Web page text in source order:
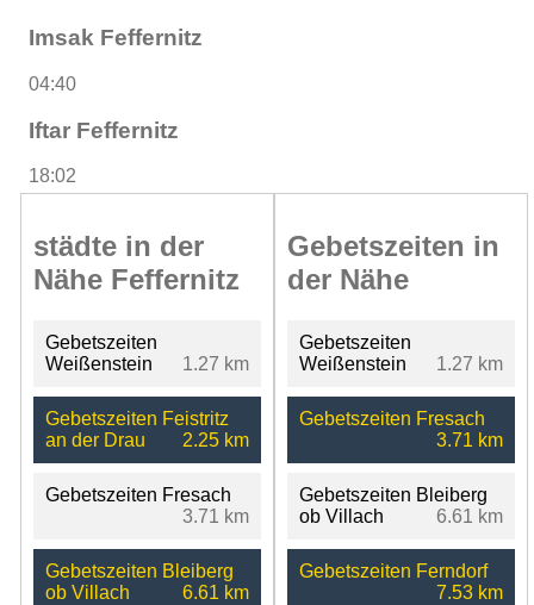
Imsak Feffernitz
04:40
Iftar Feffernitz
18:02
städte in der
Nähe Feffernitz
Gebetszeiten
Weißenstein
1.27 km
Gebetszeiten Feistritz
an der Drau
2.25 km
Gebetszeiten Fresach
3.71 km
Gebetszeiten Bleiberg
ob Villach
6.61 km
Gebetszeiten in
der Nähe
Gebetszeiten
Weißenstein
1.27 km
Gebetszeiten Fresach
3.71 km
Gebetszeiten Bleiberg
ob Villach
6.61 km
Gebetszeiten Ferndorf
7.53 km